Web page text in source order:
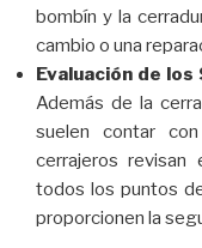
bombín y la
cambio o una
Evaluación de
Además de la
suelen contar
cerrajeros revisan
todos los puntos
proporcionen la